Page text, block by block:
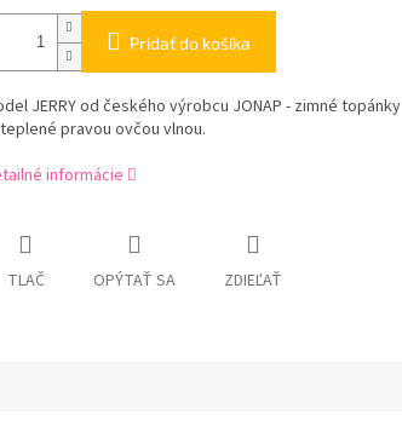
Pridať do košíka
JERRY od českého výrobcu JONAP - zimné topánky
pravou ovčou vlnou.
informácie
TLAČ OPÝTAŤ SA ZDIEĽAŤ